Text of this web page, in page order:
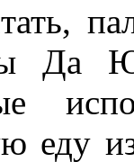
Да
еду